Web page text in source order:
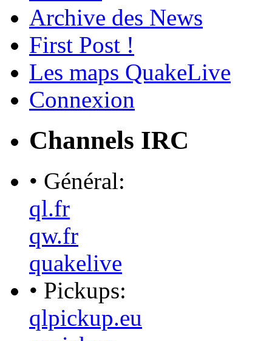
Archive des News
First Post !
Les maps QuakeLive
Connexion
Channels IRC
• Général:
ql.fr
qw.fr
quakelive
• Pickups:
qlpickup.eu